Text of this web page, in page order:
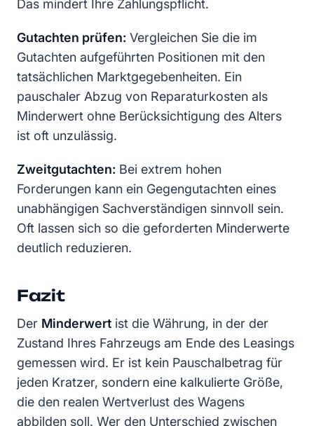
Das mindert Ihre Zahlungspflicht.
Gutachten prüfen: Vergleichen Sie die im
Gutachten aufgeführten Positionen mit den
tatsächlichen Marktgegebenheiten. Ein
pauschaler Abzug von Reparaturkosten als
Minderwert ohne Berücksichtigung des Alters
ist oft unzulässig.
Zweitgutachten: Bei extrem hohen
Forderungen kann ein Gegengutachten eines
unabhängigen Sachverständigen sinnvoll sein.
Oft lassen sich so die geforderten Minderwerte
deutlich reduzieren.
Fazit
Der Minderwert ist die Währung, in der der
Zustand Ihres Fahrzeugs am Ende des Leasings
gemessen wird. Er ist kein Pauschalbetrag für
jeden Kratzer, sondern eine kalkulierte Größe,
die den realen Wertverlust des Wagens
abbilden soll. Wer den Unterschied zwischen